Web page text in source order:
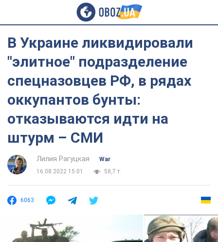
В Украине ликвидировали
"элитное" подразделение
спецназовцев РФ, в рядах
оккупантов бунты:
отказываются идти на
штурм – СМИ
Лилия Рагуцкая
War
16.08.2022 15:01
58,7 т.
6063